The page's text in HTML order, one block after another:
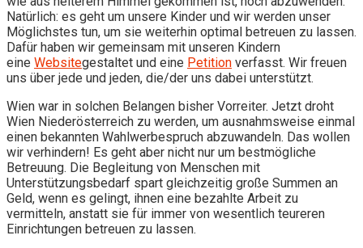
Natürlich: es geht um unsere Kinder und wir werden unser
Möglichstes tun, um sie weiterhin optimal betreuen zu lassen.
Dafür haben wir gemeinsam mit unseren Kindern
eine Websitegestaltet und eine Petition verfasst. Wir freuen
uns über jede und jeden, die/der uns dabei unterstützt.
Wien war in solchen Belangen bisher Vorreiter. Jetzt droht
Wien Niederösterreich zu werden, um ausnahmsweise einmal
einen bekannten Wahlwerbespruch abzuwandeln. Das wollen
wir verhindern! Es geht aber nicht nur um bestmögliche
Betreuung. Die Begleitung von Menschen mit
Unterstützungsbedarf spart gleichzeitig große Summen an
Geld, wenn es gelingt, ihnen eine bezahlte Arbeit zu
vermitteln, anstatt sie für immer von wesentlich teureren
Einrichtungen betreuen zu lassen.